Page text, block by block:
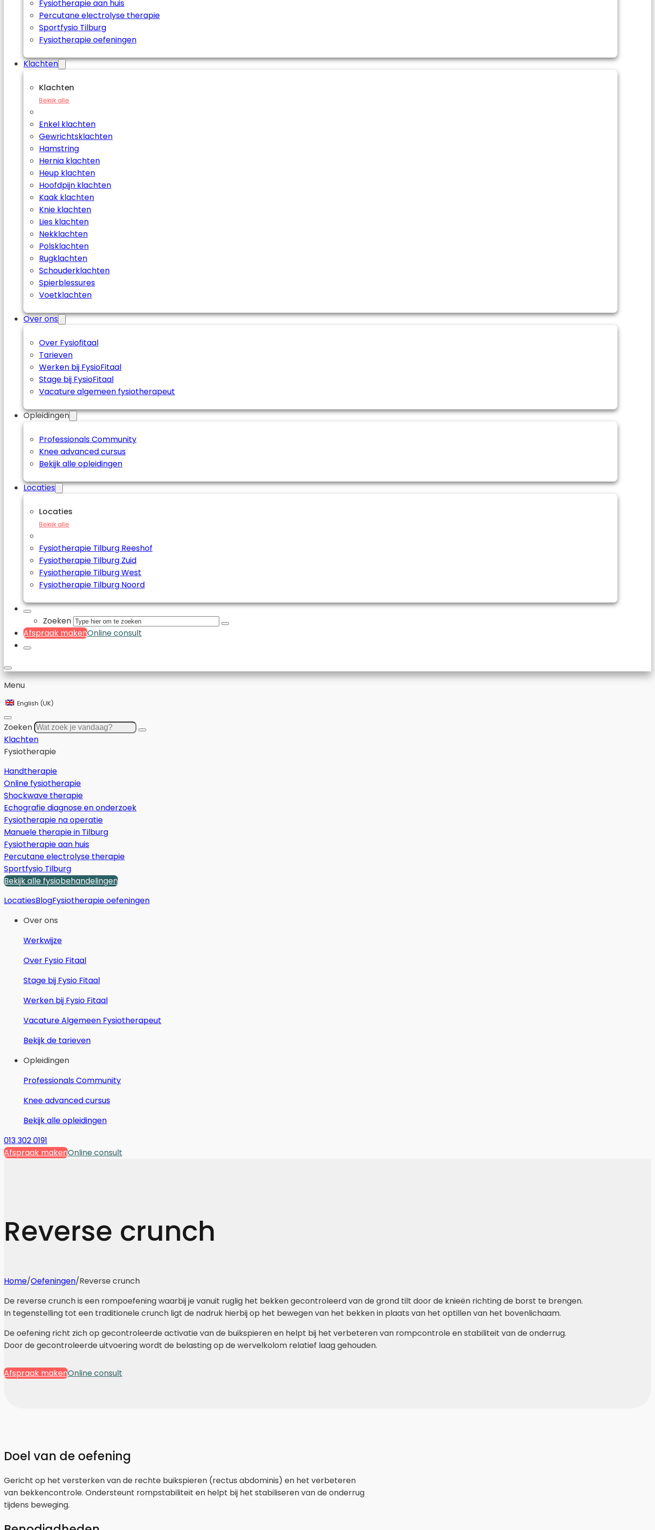
Fysiotherapie aan huis
Percutane electrolyse therapie
Sportfysio Tilburg
Fysiotherapie oefeningen
Klachten
Klachten
Bekijk alle
Enkel klachten
Gewrichtsklachten
Hamstring
Hernia klachten
Heup klachten
Hoofdpijn klachten
Kaak klachten
Knie klachten
Lies klachten
Nekklachten
Polsklachten
Rugklachten
Schouderklachten
Spierblessures
Voetklachten
Over ons
Over Fysiofitaal
Tarieven
Werken bij FysioFitaal
Stage bij FysioFitaal
Vacature algemeen fysiotherapeut
Opleidingen
Professionals Community
Knee advanced cursus
Bekijk alle opleidingen
Locaties
Locaties
Bekijk alle
Fysiotherapie Tilburg Reeshof
Fysiotherapie Tilburg Zuid
Fysiotherapie Tilburg West
Fysiotherapie Tilburg Noord
Zoeken
Afspraak makenOnline consult
Menu
English (UK)
Zoeken
Klachten
Fysiotherapie
Handtherapie
Online fysiotherapie
Shockwave therapie
Echografie diagnose en onderzoek
Fysiotherapie na operatie
Manuele therapie in Tilburg
Fysiotherapie aan huis
Percutane electrolyse therapie
Sportfysio Tilburg
Bekijk alle fysiobehandelingen
LocatiesBlogFysiotherapie oefeningen
Over ons
Werkwijze
Over Fysio Fitaal
Stage bij Fysio Fitaal
Werken bij Fysio Fitaal
Vacature Algemeen Fysiotherapeut
Bekijk de tarieven
Opleidingen
Professionals Community
Knee advanced cursus
Bekijk alle opleidingen
013 302 0191
Afspraak makenOnline consult
Reverse crunch
Home/Oefeningen/Reverse crunch
De reverse crunch is een rompoefening waarbij je vanuit ruglig het bekken gecontroleerd van de grond tilt door de knieën richting de borst te brengen.
In tegenstelling tot een traditionele crunch ligt de nadruk hierbij op het bewegen van het bekken in plaats van het optillen van het bovenlichaam.
De oefening richt zich op gecontroleerde activatie van de buikspieren en helpt bij het verbeteren van rompcontrole en stabiliteit van de onderrug.
Door de gecontroleerde uitvoering wordt de belasting op de wervelkolom relatief laag gehouden.
Afspraak makenOnline consult
Doel van de oefening
Gericht op het versterken van de rechte buikspieren (rectus abdominis) en het verbeteren
van bekkencontrole. Ondersteunt rompstabiliteit en helpt bij het stabiliseren van de onderrug
tijdens beweging.